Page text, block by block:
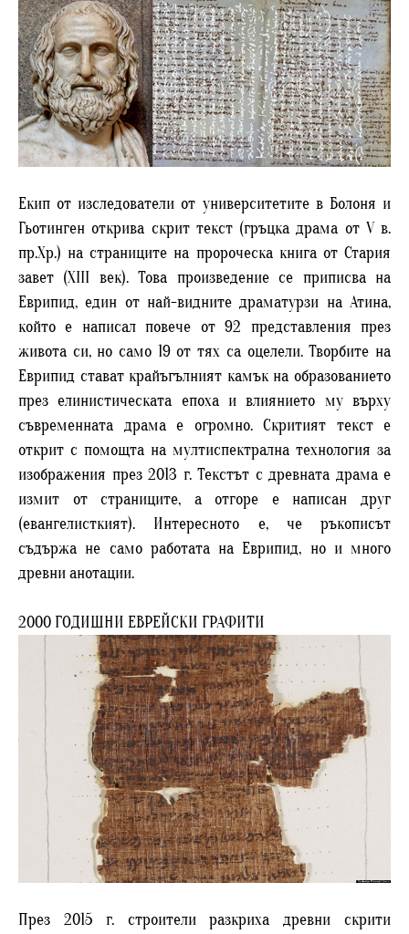
Екип от изследователи от университетите в Болоня и
Гьотинген открива скрит текст (гръцка драма от V в.
пр.Хр.) на страниците на пророческа книга от Стария
завет (XIII век). Това произведение се приписва на
Еврипид, един от най-видните драматурзи на Атина,
който е написал повече от 92 представления през
живота си, но само 19 от тях са оцелели. Творбите на
Еврипид стават крайъгълният камък на образованието
през елинистическата епоха и влиянието му върху
съвременната драма е огромно. Скритият текст е
открит с помощта на мултиспектрална технология за
изображения през 2013 г. Текстът с древната драма е
измит от страниците, а отгоре е написан друг
(евангелисткият). Интересното е, че ръкописът
съдържа не само работата на Еврипид, но и много
древни анотации.
2000 ГОДИШНИ ЕВРЕЙСКИ ГРАФИТИ
През 2015 г. строители разкриха древни скрити